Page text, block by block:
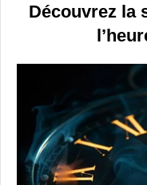
Découvrez la